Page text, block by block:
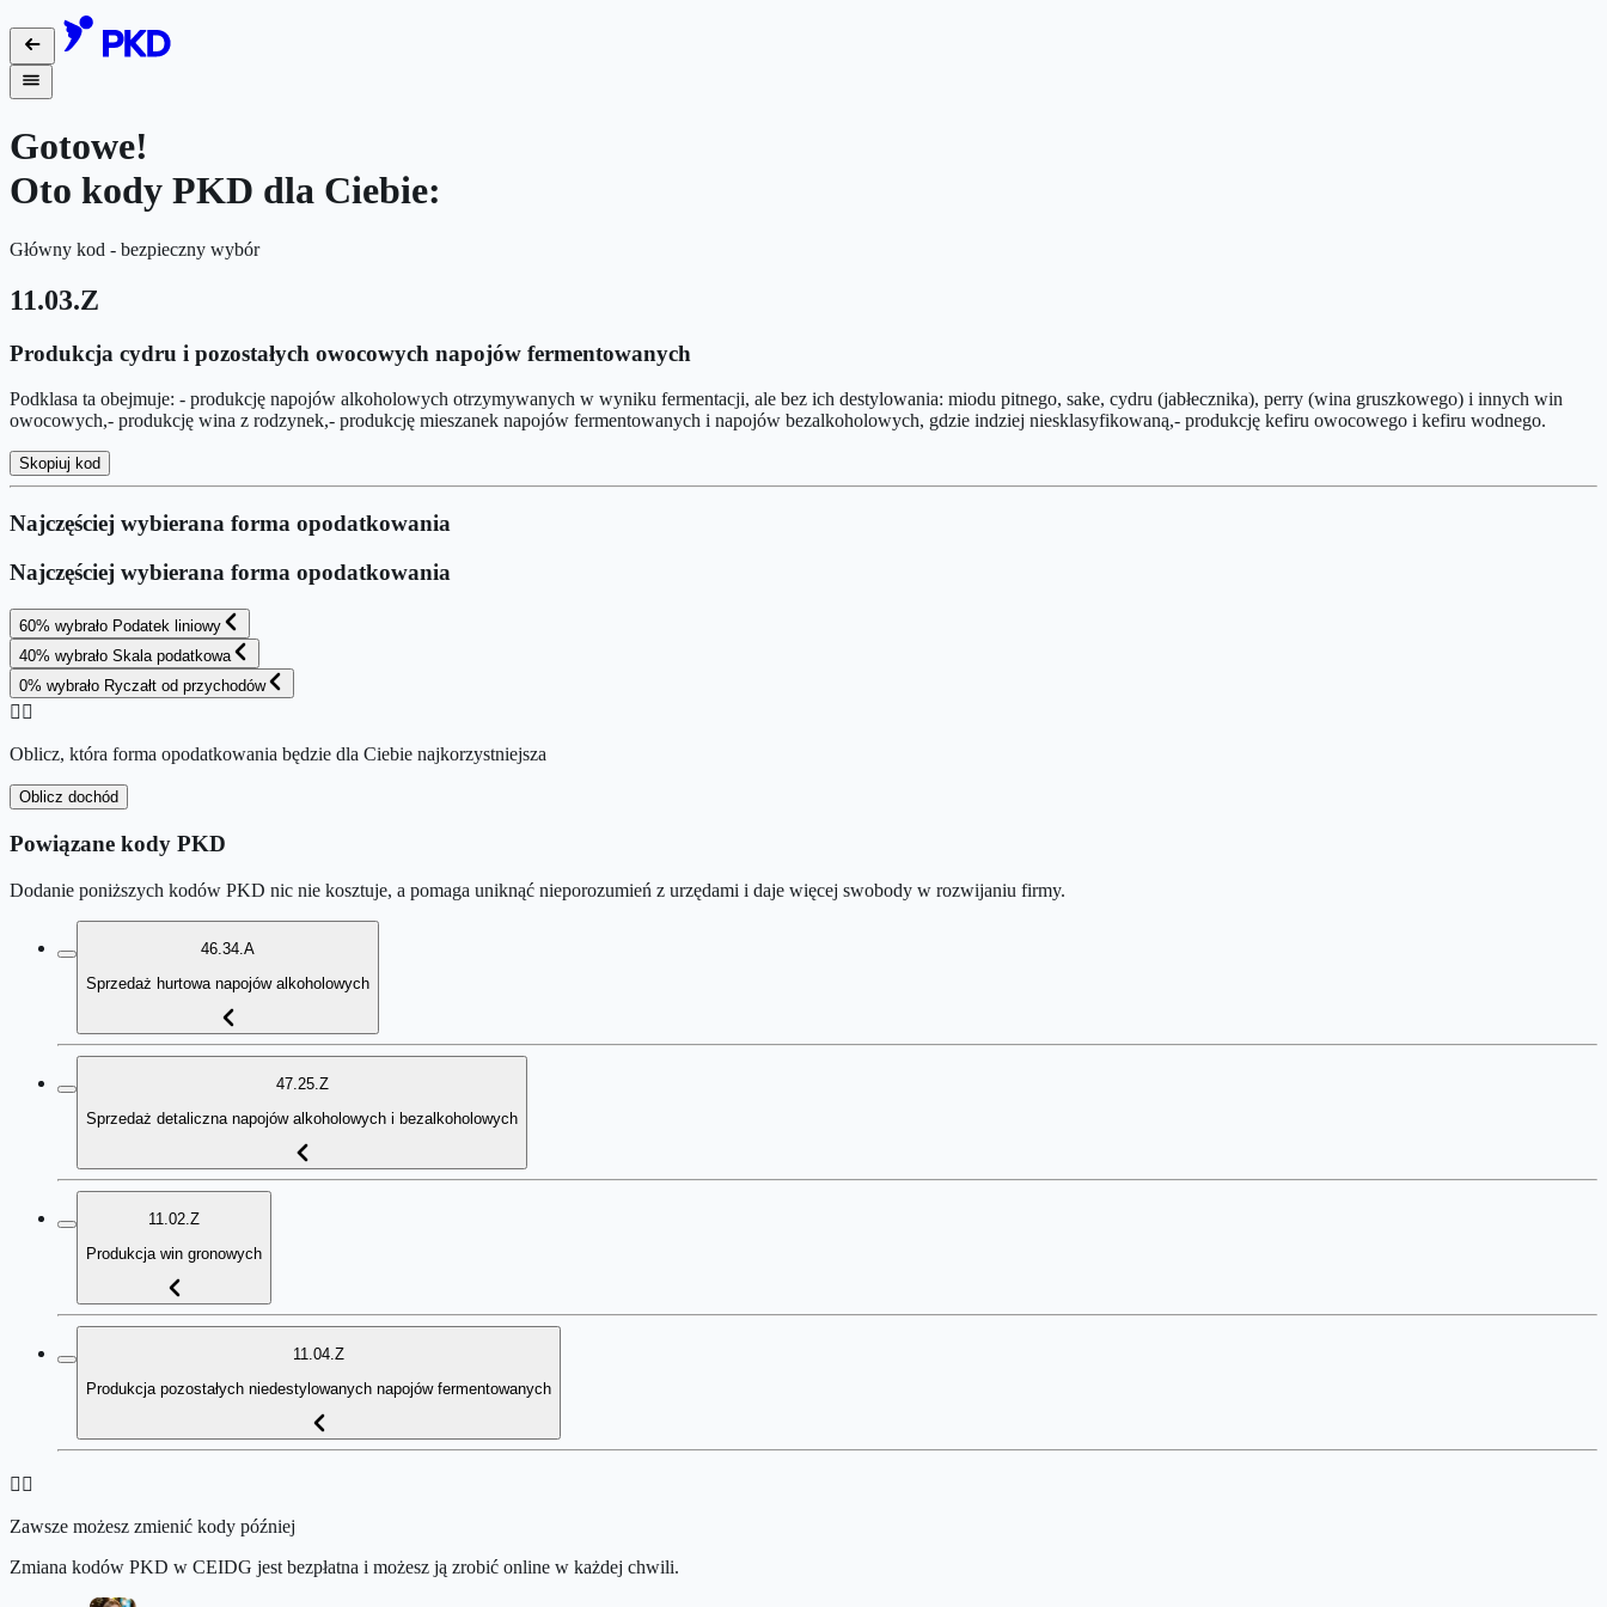
Gotowe!
Oto kody PKD dla Ciebie:
Główny kod - bezpieczny wybór
11.03.Z
Produkcja cydru i pozostałych owocowych napojów fermentowanych
Podklasa ta obejmuje: - produkcję napojów alkoholowych otrzymywanych w wyniku fermentacji, ale bez ich destylowania: miodu pitnego, sake, cydru (jabłecznika), perry (wina gruszkowego) i innych win
owocowych,- produkcję wina z rodzynek,- produkcję mieszanek napojów fermentowanych i napojów bezalkoholowych, gdzie indziej niesklasyfikowaną,- produkcję kefiru owocowego i kefiru wodnego.
Skopiuj kod
Najczęściej wybierana forma opodatkowania
Najczęściej wybierana forma opodatkowania
60% wybrało Podatek liniowy
40% wybrało Skala podatkowa
0% wybrało Ryczałt od przychodów
👉🏻
Oblicz, która forma opodatkowania będzie dla Ciebie najkorzystniejsza
Oblicz dochód
Powiązane kody PKD
Dodanie poniższych kodów PKD nic nie kosztuje, a pomaga uniknąć nieporozumień z urzędami i daje więcej swobody w rozwijaniu firmy.
46.34.A
Sprzedaż hurtowa napojów alkoholowych
47.25.Z
Sprzedaż detaliczna napojów alkoholowych i bezalkoholowych
11.02.Z
Produkcja win gronowych
11.04.Z
Produkcja pozostałych niedestylowanych napojów fermentowanych
👉🏻
Zawsze możesz zmienić kody później
Zmiana kodów PKD w CEIDG jest bezpłatna i możesz ją zrobić online w każdej chwili.